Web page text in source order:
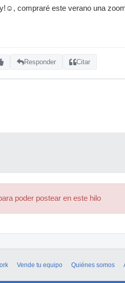
compraré este verano una
Responder Citar
poder postear en este hilo
Vende tu equipo Quiénes somos